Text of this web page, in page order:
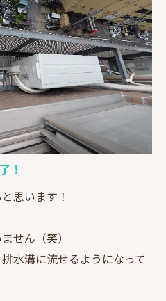
！
思います！
せん（笑）
水溝に流せるようになって